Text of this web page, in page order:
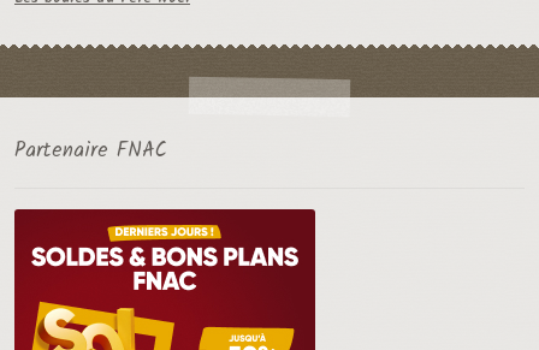
Partenaire FNAC